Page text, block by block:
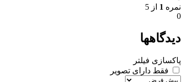
نمره 1 از 5
0
دیدگاهها
پاکسازی فیلتر
فقط دارای تصویر